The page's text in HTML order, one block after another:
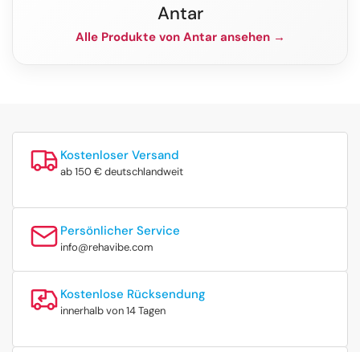
Antar
Alle Produkte von Antar ansehen →
Kostenloser Versand
ab 150 € deutschlandweit
Persönlicher Service
info@rehavibe.com
Kostenlose Rücksendung
innerhalb von 14 Tagen